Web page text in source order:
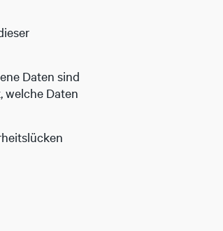
Daten sind
welche Daten